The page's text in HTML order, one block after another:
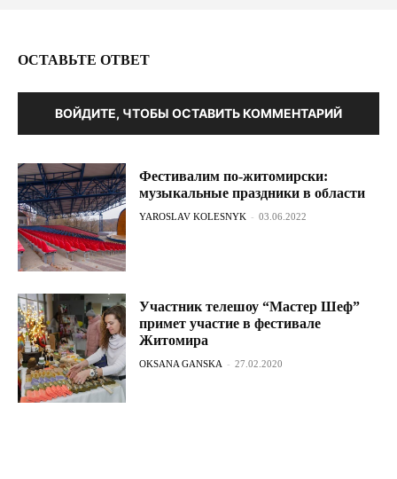
ОСТАВЬТЕ ОТВЕТ
ВОЙДИТЕ, ЧТОБЫ ОСТАВИТЬ КОММЕНТАРИЙ
Фестивалим по-житомирски:
музыкальные праздники в области
YAROSLAV KOLESNYK - 03.06.2022
Участник телешоу “Мастер Шеф”
примет участие в фестивале
Житомира
OKSANA GANSKA - 27.02.2020